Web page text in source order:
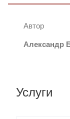
Автор
Александр
Услуги